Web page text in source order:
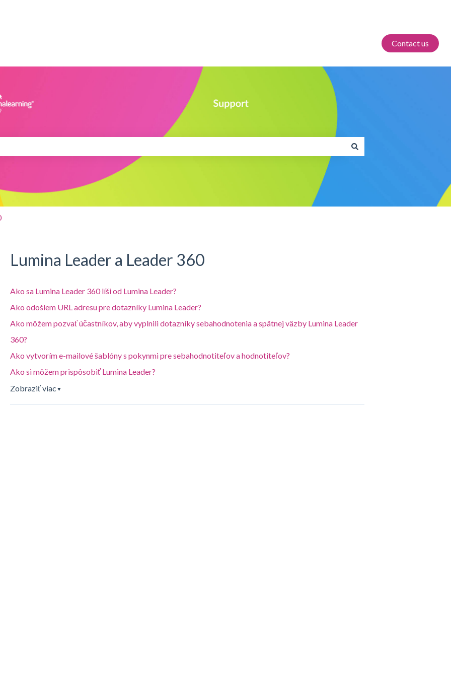
Contact us
vyhľadávania prázdne.
Lumina Leader a Leader 360
Ako sa Lumina Leader 360 líši od Lumina Leader?
Ako odošlem URL adresu pre dotazníky Lumina Leader?
Ako môžem pozvať účastníkov, aby vyplnili dotazníky sebahodnotenia a spätnej väzby Lumina Leader
360?
Ako vytvorím e-mailové šablóny s pokynmi pre sebahodnotiteľov a hodnotiteľov?
Ako si môžem prispôsobiť Lumina Leader?
Zobraziť viac ▼